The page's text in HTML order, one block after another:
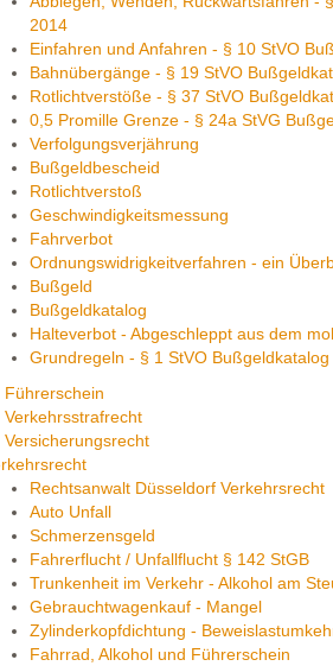
2014
Einfahren und Anfahren - § 10 StVO
Bahnübergänge - § 19 StVO
Rotlichtverstöße - § 37 StVO
0,5 Promille Grenze - § 24a StVG
Verfolgungsverjährung
Bußgeldbescheid
Rotlichtverstoß
Geschwindigkeitsmessung
Fahrverbot
Ordnungswidrigkeitverfahren - ein
Bußgeld
Bußgeldkatalog
Halteverbot - Abgeschleppt aus dem
Grundregeln - § 1 StVO
Führerschein
Verkehrsstrafrecht
Versicherungsrecht
Rechtsanwalt Düsseldorf Verkehrsrecht
Auto Unfall
Schmerzensgeld
Fahrerflucht / Unfallflucht § 142 StGB
Trunkenheit im Verkehr - Alkohol am
Gebrauchtwagenkauf - Mangel
Zylinderkopfdichtung -
Fahrrad, Alkohol und Führerschein